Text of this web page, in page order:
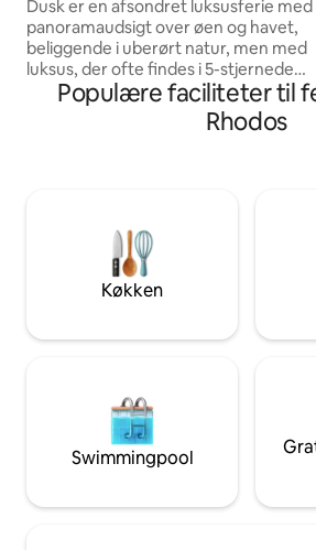
Dusk er en afsondret luksusferie med
panoramaudsigt over øen og havet,
beliggende i uberørt natur, men med
luksus, der ofte findes i 5-stjernede
hytter. Den er designet til par, der leder
efter afsondrethed, og tilbyder total
privatliv, en kingsize-dobbeltseng med
udstyret, og det er den perfekte
for dem, der søger ro, plads og noget
over det sædvanlige – ideel til
langsomme morgener og
Populære faciliteter til
Rhodos
Køkken
Swimmingpool